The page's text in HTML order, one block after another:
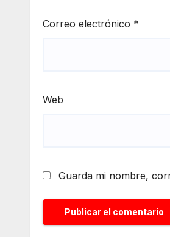
Correo electrónico *
Web
Guarda mi nombre,